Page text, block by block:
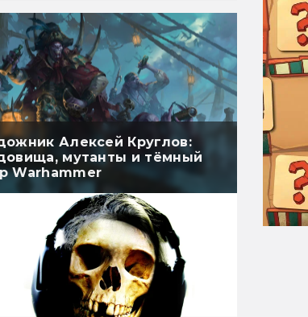
Алексей Круглов:
мутанты и тёмный
Warhammer